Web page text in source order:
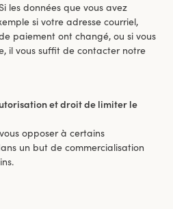
les données que vous avez
si votre adresse courriel,
paiement ont changé, ou si vous
il vous suffit de contacter notre
et droit de limiter le
opposer à certains
un but de commercialisation